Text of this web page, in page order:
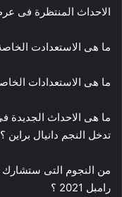
الاحداث المنتظرة فى
ما هى الاستعدادت الخاصة
ما هى الاستعدادات الخاصة
ما هى الاحداث الجديدة
تدخل النجم دانيال براين ؟
من النجوم التى
رامبل 2021 ؟